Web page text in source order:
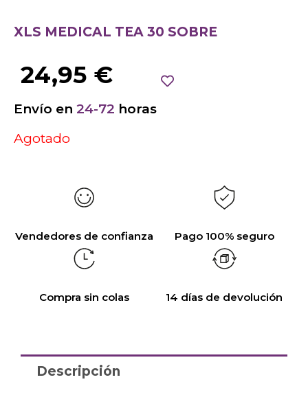
XLS MEDICAL TEA 30 SOBRE
24,95 €
Envío en 24-72 horas
Agotado
Vendedores de confianza Pago 100% seguro
Compra sin colas 14 días de devolución
Descripción